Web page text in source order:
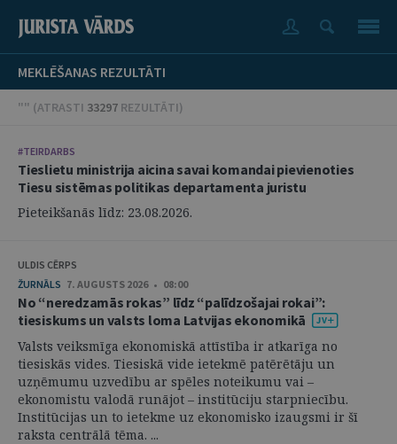
MEKLĒŠANAS REZULTĀTI
"" (ATRASTI 33297 REZULTĀTI)
#TEIRDARBS
Tieslietu ministrija aicina savai komandai pievienoties
Tiesu sistēmas politikas departamenta juristu
Pieteikšanās līdz: 23.08.2026.
ULDIS CĒRPS
ŽURNĀLS 7. AUGUSTS 2026 • 08:00
No “neredzamās rokas” līdz “palīdzošajai rokai”:
tiesiskums un valsts loma Latvijas ekonomikā
Valsts veiksmīga ekonomiskā attīstība ir atkarīga no
tiesiskās vides. Tiesiskā vide ietekmē patērētāju un
uzņēmumu uzvedību ar spēles noteikumu vai –
ekonomistu valodā runājot – institūciju starpniecību.
Institūcijas un to ietekme uz ekonomisko izaugsmi ir šī
raksta centrālā tēma. ...